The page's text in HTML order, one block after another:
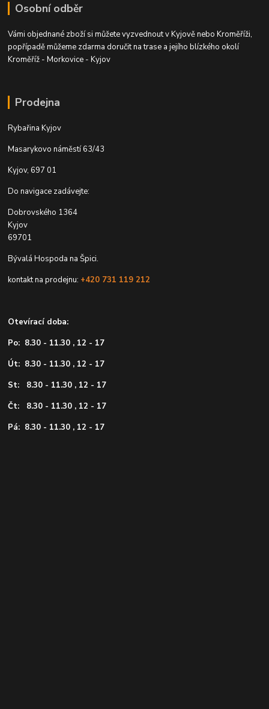
Osobní odběr
Vámi objednané zboží si můžete vyzvednout v Kyjově nebo Kroměříži,
popřípadě můžeme zdarma doručit na trase a jejího blízkého okolí
Kroměříž - Morkovice - Kyjov
Prodejna
Rybařina Kyjov
Masarykovo náměstí 63/43
Kyjov, 697 01
Do navigace zadávejte:
Dobrovského 1364
Kyjov
69701
Bývalá Hospoda na Špici.
kontakt na prodejnu: +420 731 119 212
Otevírací doba:
Po: 8.30 - 11.30 , 12 - 17
Út: 8.30 - 11.30 , 12 - 17
St: 8.30 - 11.30 , 12 - 17
Čt: 8.30 - 11.30 , 12 - 17
Pá: 8.30 - 11.30 , 12 - 17